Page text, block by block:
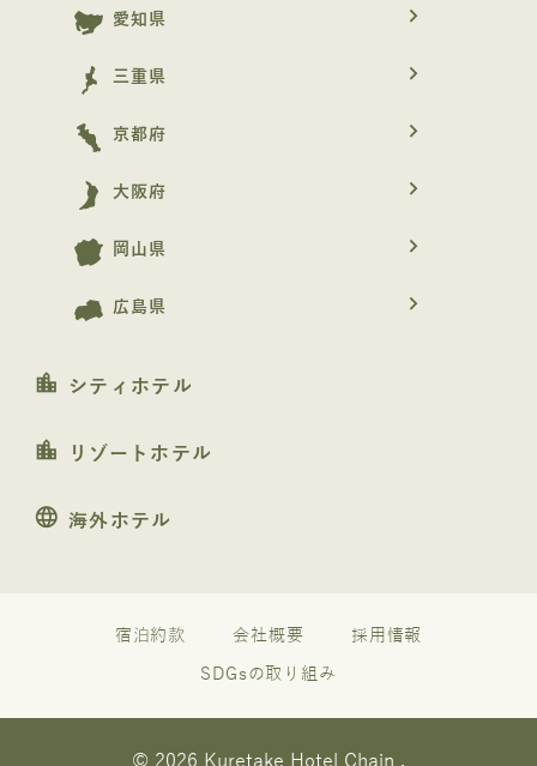
愛知県 navigate_next
三重県 navigate_next
京都府 navigate_next
大阪府 navigate_next
岡山県 navigate_next
広島県 navigate_next
location_city シティホテル
location_city リゾートホテル
language 海外ホテル
宿泊約款 会社概要 採用情報
SDGsの取り組み
© 2026 Kuretake Hotel Chain .